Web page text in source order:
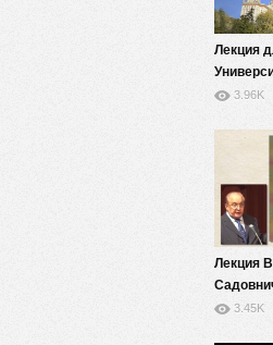
Лекция
СУНЦ3.96K
Лекция
3.45K